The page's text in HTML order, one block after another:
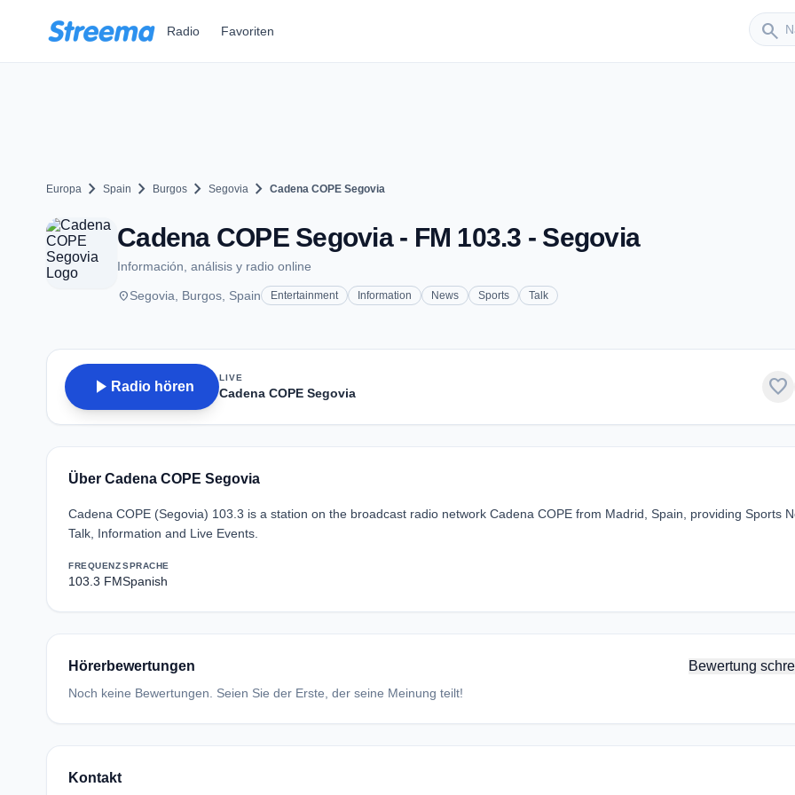
Radio Favoriten search
Sender
Europa chevron_right Spain chevron_right Burgos chevron_right Segovia chevron_right Cadena COPE Segovia
Cadena COPE Segovia - FM 103.3 - Segovia
Información, análisis y radio online
placeSegovia, Burgos, Spain Entertainment Information News Sports Talk
play_arrow Radio hören
LIVE
Cadena COPE Segovia favorite
Über Cadena COPE Segovia
Cadena COPE (Segovia) 103.3 is a station on the broadcast radio network Cadena COPE from Madrid, Spain, providing Sports
Talk, Information and Live Events.
FREQUENZ
103.3 FM
SPRACHE
Spanish
Hörerbewertungen Bewertung
Noch keine Bewertungen. Seien Sie der Erste, der seine Meinung teilt!
Kontakt